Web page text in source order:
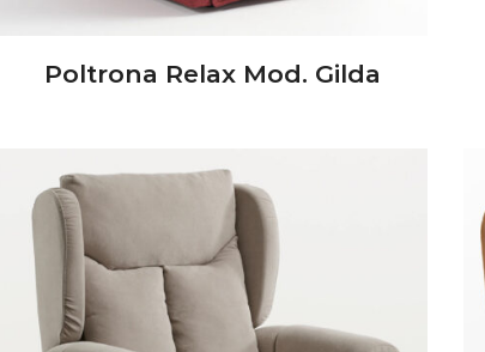
Poltrona Relax Mod. Gilda